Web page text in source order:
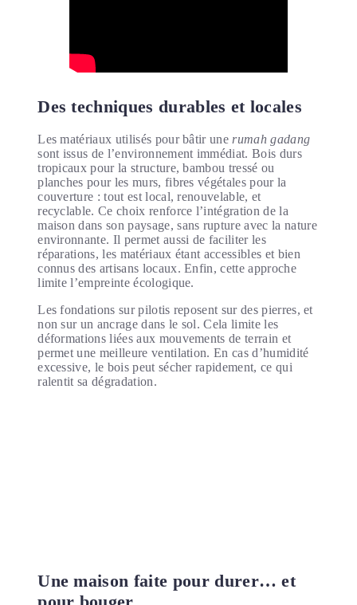
Des techniques durables et locales
Les matériaux utilisés pour bâtir une rumah gadang
sont issus de l’environnement immédiat. Bois durs
tropicaux pour la structure, bambou tressé ou
planches pour les murs, fibres végétales pour la
couverture : tout est local, renouvelable, et
recyclable. Ce choix renforce l’intégration de la
maison dans son paysage, sans rupture avec la nature
environnante. Il permet aussi de faciliter les
réparations, les matériaux étant accessibles et bien
connus des artisans locaux. Enfin, cette approche
limite l’empreinte écologique.
Les fondations sur pilotis reposent sur des pierres, et
non sur un ancrage dans le sol. Cela limite les
déformations liées aux mouvements de terrain et
permet une meilleure ventilation. En cas d’humidité
excessive, le bois peut sécher rapidement, ce qui
ralentit sa dégradation.
Une maison faite pour durer… et